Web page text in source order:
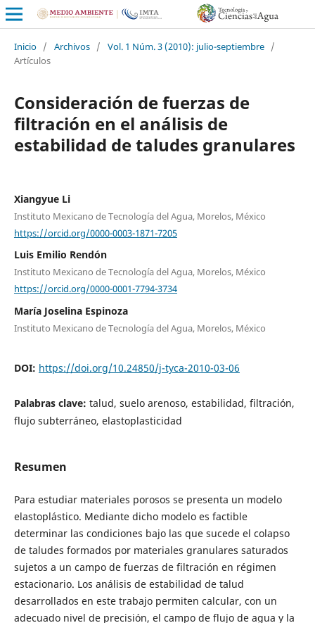
Inicio / Archivos / Vol. 1 Núm. 3 (2010): julio-septiembre /
Artículos
Consideración de fuerzas de
filtración en el análisis de
estabilidad de taludes granulares
Xiangyue Li
Instituto Mexicano de Tecnología del Agua, Morelos, México
https://orcid.org/0000-0003-1871-7205
Luis Emilio Rendón
Instituto Mexicano de Tecnología del Agua, Morelos, México
https://orcid.org/0000-0001-7794-3734
María Joselina Espinoza
Instituto Mexicano de Tecnología del Agua, Morelos, México
DOI: https://doi.org/10.24850/j-tyca-2010-03-06
Palabras clave: talud, suelo arenoso, estabilidad, filtración,
flujo subterráneo, elastoplasticidad
Resumen
Para estudiar materiales porosos se presenta un modelo
elastoplástico. Mediante dicho modelo es factible
determinar las condiciones bajo las que sucede el colapso
de taludes formados por materiales granulares saturados
sujetos a un campo de fuerzas de filtración en régimen
estacionario. Los análisis de estabilidad de talud
desarrollados en este trabajo permiten calcular, con un
adecuado nivel de precisión, el campo de flujo de agua y la